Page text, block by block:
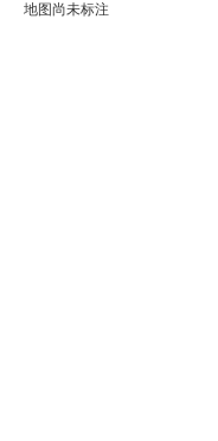
地图尚未标注